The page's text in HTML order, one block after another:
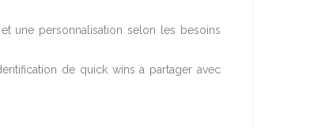
une personnalisation selon les besoins
de quick wins à partager avec